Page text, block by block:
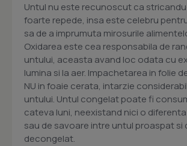
Untul nu este recunoscut ca
foarte repede, insa este celebru
sa de a imprumuta mirosurile
Oxidarea este cea responsabila de
untului, aceasta avand loc odata cu
lumina si la aer. Impachetarea in folie
NU in foaie cerata, intarzie
untului. Untul congelat poate fi
cateva luni, neexistand nici o
sau de savoare intre untul proaspat si
decongelat.